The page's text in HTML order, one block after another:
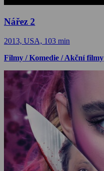
Nářez 2
2013, USA, 103 min
Filmy / Komedie / Akční filmy